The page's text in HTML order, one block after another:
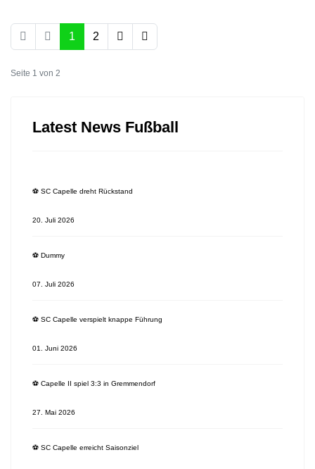
1 2
Seite 1 von 2
Latest News Fußball
⚽️ SC Capelle dreht Rückstand
20. Juli 2026
⚽️ Dummy
07. Juli 2026
⚽️ SC Capelle verspielt knappe Führung
01. Juni 2026
⚽️ Capelle II spiel 3:3 in Gremmendorf
27. Mai 2026
⚽️ SC Capelle erreicht Saisonziel